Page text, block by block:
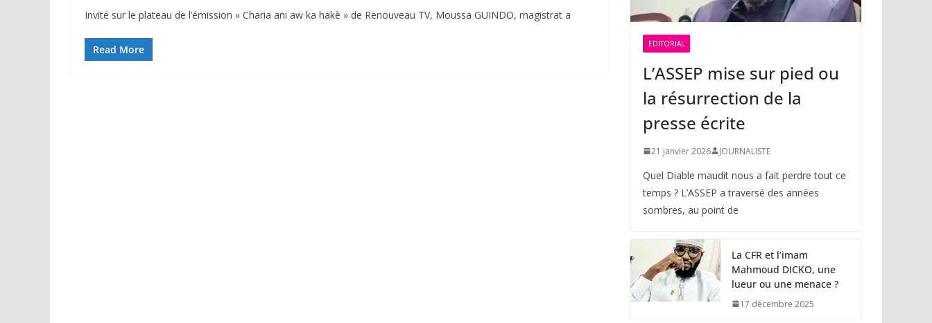
Invité sur le plateau de l’émission « Charia ani aw ka hakè » de Renouveau TV, Moussa GUINDO, magistrat a
Read More EDITORIAL
L’ASSEP mise sur pied ou
la résurrection de la
presse écrite
21 janvier 2026 JOURNALISTE
Quel Diable maudit nous a fait perdre tout ce
temps ? L’ASSEP a traversé des années
sombres, au point de
La CFR et l’imam
Mahmoud DICKO, une
lueur ou une menace ?
17 décembre 2025